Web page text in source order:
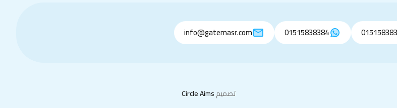
01515838384
info@gatemasr.com
تصميمCircle Aims